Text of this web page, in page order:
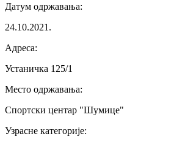
Датум одржавања:
24.10.2021.
Адреса:
Устаничка 125/1
Место одржавања:
Спортски центар "Шумице"
Узрасне категорије: